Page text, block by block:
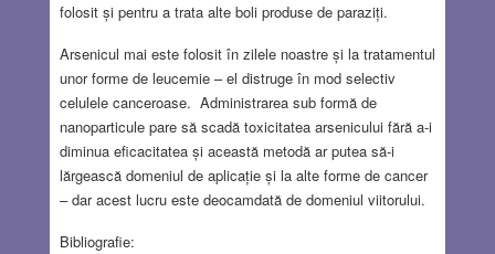
folosit și pentru a trata alte boli produse de paraziți.
Arsenicul mai este folosit în zilele noastre și la tratamentul
unor forme de leucemie – el distruge în mod selectiv
celulele canceroase. Administrarea sub formă de
nanoparticule pare să scadă toxicitatea arsenicului fără a-i
diminua eficacitatea și această metodă ar putea să-i
lărgească domeniul de aplicație și la alte forme de cancer
– dar acest lucru este deocamdată de domeniul viitorului.
Bibliografie: